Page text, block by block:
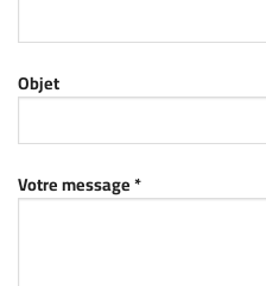
Objet
Votre message *